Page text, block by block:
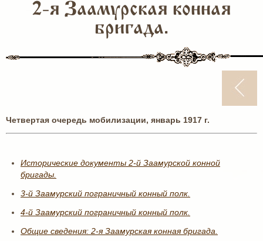
2-я Заамурская конная
бригада.
Четвертая очередь мобилизации, январь 1917 г.
Исторические документы 2-й Заамурской конной
бригады.
3-й Заамурский пограничный конный полк.
4-й Заамурский пограничный конный полк.
Общие сведения: 2-я Заамурская конная бригада.